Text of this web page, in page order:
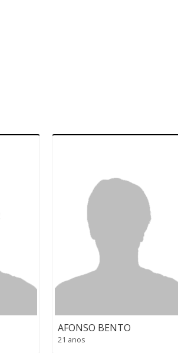
AFONSO BENTO
21 anos